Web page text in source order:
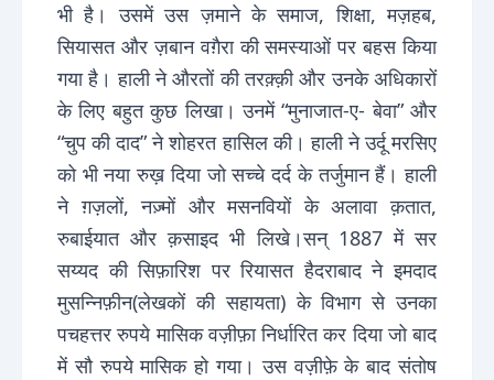
भी है। उसमें उस ज़माने के समाज, शिक्षा, मज़हब,
सियासत और ज़बान वग़ैरा की समस्याओं पर बहस किया
गया है। हाली ने औरतों की तरक़्क़ी और उनके अधिकारों
के लिए बहुत कुछ लिखा। उनमें “मुनाजात-ए- बेवा” और
“चुप की दाद” ने शोहरत हासिल की। हाली ने उर्दू मरसिए
को भी नया रुख़ दिया जो सच्चे दर्द के तर्जुमान हैं। हाली
ने ग़ज़लों, नज़्मों और मसनवियों के अलावा क़तात,
रुबाईयात और क़साइद भी लिखे।सन् 1887 में सर
सय्यद की सिफ़ारिश पर रियासत हैदराबाद ने इमदाद
मुसन्निफ़ीन(लेखकों की सहायता) के विभाग से उनका
पचहत्तर रुपये मासिक वज़ीफ़ा निर्धारित कर दिया जो बाद
में सौ रुपये मासिक हो गया। उस वज़ीफ़े के बाद संतोष